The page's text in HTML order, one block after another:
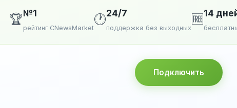
🏆№1
рейтинг CNewsMarket
🕐24/7
поддержка без выходных
🆓14
Подключить